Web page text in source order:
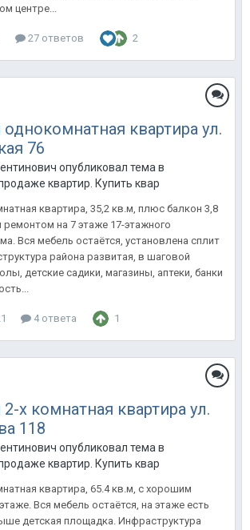
центре...
27 ответов 2
квартира ул.
76
опубликовал тема в
квартир. Купить квартиру в Анапе.
квартира, 35,2 кв.м, плюс балкон 3,8
на 7 этаже 17-этажного
Вся мебель остаётся, установлена сплит
района развитая, в шаговой
детские садики, магазины, аптеки, банки
4 ответа 1
х комнатная квартира ул.
118
опубликовал тема в
квартир. Купить квартиру в Анапе.
квартира, 65.4 кв.м, с хорошим
Вся мебель остаётся, на этаже есть
детская площадка. Инфраструктура